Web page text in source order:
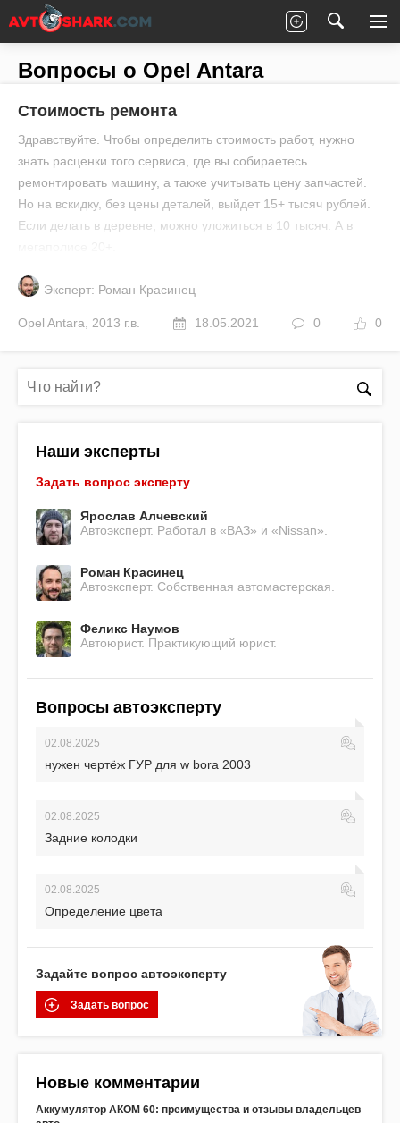
Главная Все вопросы Antara
Вопросы о Opel Antara
Стоимость ремонта
Здравствуйте. Чтобы определить стоимость работ, нужно
знать расценки того сервиса, где вы собираетесь
ремонтировать машину, а также учитывать цену запчастей.
Но на вскидку, без цены деталей, выйдет 15+ тысяч рублей.
Если делать в деревне, можно уложиться в 10 тысяч. А в
Эксперт: Роман Красинец
Opel Antara 2013 г.в. 18.05.2021 0 0
Наши эксперты
Задать вопрос эксперту
Ярослав Алчевский
Автоэксперт. Работал в «ВАЗ» и «Nissan».
Роман Красинец
Автоэксперт. Собственная автомастерская.
Феликс Наумов
Автоюрист. Практикующий юрист.
Вопросы автоэксперту
02.08.2025
нужен чертёж ГУР для w bora 2003
02.08.2025
Задние колодки
02.08.2025
Определение цвета
Задайте вопрос автоэксперту
Задать вопрос
Новые комментарии
Аккумулятор АКОМ 60: преимущества и отзывы владельцев